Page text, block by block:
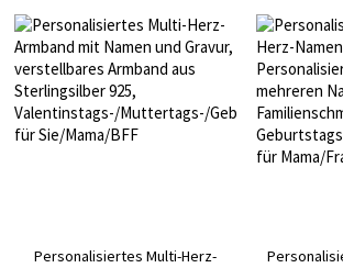
Personalisiertes Multi-Herz-